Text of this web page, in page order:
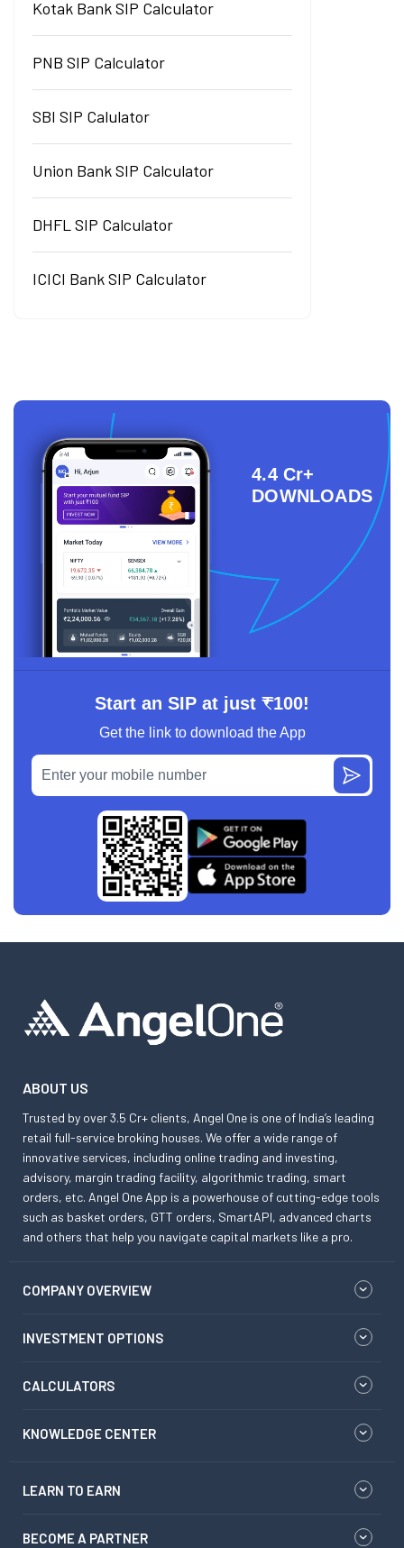
Kotak Bank SIP Calculator
PNB SIP Calculator
SBI SIP Calulator
Union Bank SIP Calculator
DHFL SIP Calculator
ICICI Bank SIP Calculator
4.4 Cr+
DOWNLOADS
Start an SIP at just ₹100!
Get the link to download the App
ABOUT US
Trusted by over 3.5 Cr+ clients, Angel One is one of India’s leading
retail full-service broking houses. We offer a wide range of
innovative services, including online trading and investing,
advisory, margin trading facility, algorithmic trading, smart
orders, etc. Angel One App is a powerhouse of cutting-edge tools
such as basket orders, GTT orders, SmartAPI, advanced charts
and others that help you navigate capital markets like a pro.
COMPANY OVERVIEW
INVESTMENT OPTIONS
CALCULATORS
KNOWLEDGE CENTER
LEARN TO EARN
BECOME A PARTNER